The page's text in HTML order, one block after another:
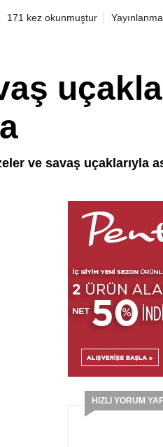
171 kez okunmuştur
ve savaş uçaklarıyla
HIZLI YORUM